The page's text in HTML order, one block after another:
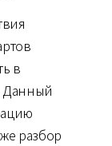
в
Данный
разбор